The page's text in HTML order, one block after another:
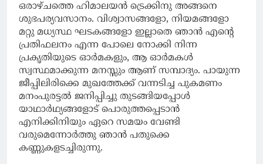
ഒരാഴ്ചത്തെ ഹിമാലയൻ ട്രെക്കിനു അങ്ങനെ
ശുഭപര്യവസാനം. വിശ്വാസങ്ങളോ, നിയമങ്ങളോ
മറ്റു മധ്യസ്ഥ ഘടകങ്ങളോ ഇല്ലാതെ ഞാൻ എന്റെ
പ്രതിഫലനം എന്ന പോലെ നോക്കി നിന്ന
പ്രകൃതിയുടെ ഓർമകളും, ആ ഓർമകൾ
സ്വസ്ഥമാക്കുന്ന മനസ്സും ആണ് സമ്പാദ്യം. പായുന്ന
ജീപ്പിലിരിക്കെ മുഖത്തേക്ക് വന്നടിച്ച പുകമണം
മനംപുരട്ടൽ ജനിപ്പിച്ചു തുടങ്ങിയപ്പോൾ
യാഥാർഥ്യങ്ങളോട് പൊരുത്തപ്പെടാൻ
എനിക്കിനിയും ഏറെ സമയം വേണ്ടി
വരുമെന്നോർത്തു ഞാൻ പതുക്കെ
കണ്ണുകളടച്ചിരുന്നു.